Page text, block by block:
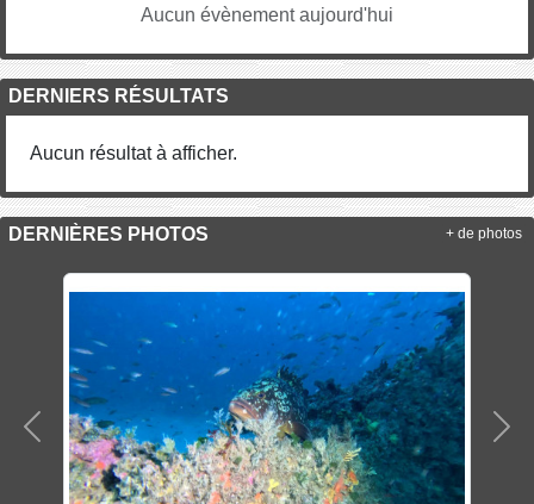
Aucun évènement aujourd'hui
DERNIERS RÉSULTATS
Aucun résultat à afficher.
DERNIÈRES PHOTOS
Précedent
+ de photos